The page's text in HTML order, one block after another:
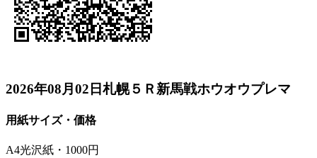
2026年08月02日札幌５Ｒ新馬戦ホウオウプレマ
用紙サイズ・価格
A4光沢紙・1000円